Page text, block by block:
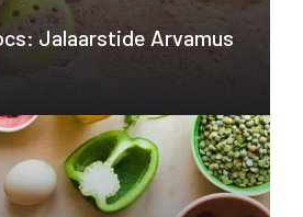
Jalaarstide Arvamus